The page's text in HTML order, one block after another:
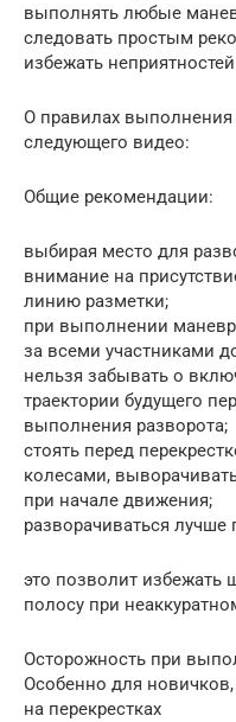
выполнять любые
следовать простым
избежать
О правилах выполнения
следующего видео:
Общие рекомендации:
выбирая место для
внимание на
линию разметки;
при выполнении
за всеми участниками
нельзя забывать о
траектории будущего
выполнения разворота;
стоять перед
колесами,
при начале движения;
разворачиваться лучше
это позволит избежать
полосу при
Осторожность при
Особенно для
на перекрестках